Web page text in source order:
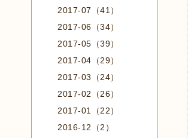
2017-07（41）
2017-06（34）
2017-05（39）
2017-04（29）
2017-03（24）
2017-02（26）
2017-01（22）
2016-12（2）